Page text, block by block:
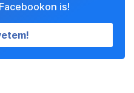
is!